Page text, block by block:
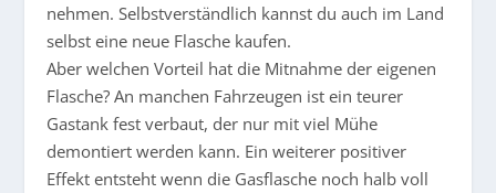
nehmen. Selbstverständlich kannst du auch im Land
selbst eine neue Flasche kaufen.
Aber welchen Vorteil hat die Mitnahme der eigenen
Flasche? An manchen Fahrzeugen ist ein teurer
Gastank fest verbaut, der nur mit viel Mühe
demontiert werden kann. Ein weiterer positiver
Effekt entsteht wenn die Gasflasche noch halb voll